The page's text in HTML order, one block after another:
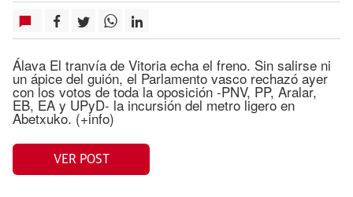
Álava El tranvía de Vitoria echa el freno. Sin salirse ni
un ápice del guión, el Parlamento vasco rechazó ayer
con los votos de toda la oposición -PNV, PP, Aralar,
EB, EA y UPyD- la incursión del metro ligero en
Abetxuko. (+info)
VER POST